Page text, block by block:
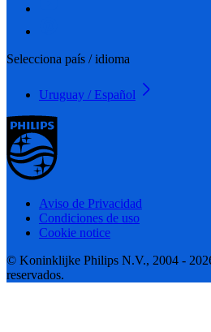
Selecciona país / idioma
Uruguay / Español
Aviso de Privacidad
Condiciones de uso
Cookie notice
© Koninklijke Philips N.V., 2004 -
reservados.